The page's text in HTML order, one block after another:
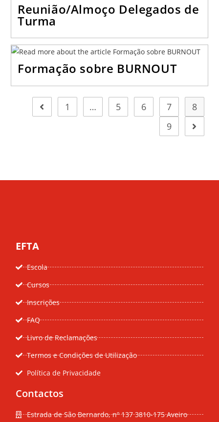
Reunião/Almoço Delegados de
Turma
Formação sobre BURNOUT
1 … 5 6 7
8
9
EFTA
Escola
Cursos
Inscrições
FAQ
Livro de Reclamações
Termos e Condições de Utilização
Política de Privacidade
Contactos
Estrada de São Bernardo, nº 137 3810-175 Aveiro